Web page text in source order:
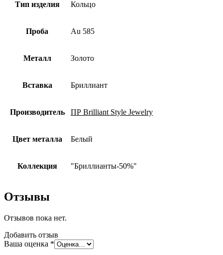
Тип изделия Кольцо
Проба Au 585
Металл Золото
Вставка Бриллиант
Производитель ПР Brilliant Style Jewelry
Цвет металла Белый
Коллекция "Бриллианты-50%"
Отзывы
Отзывов пока нет.
Добавить отзыв
Ваша оценка *